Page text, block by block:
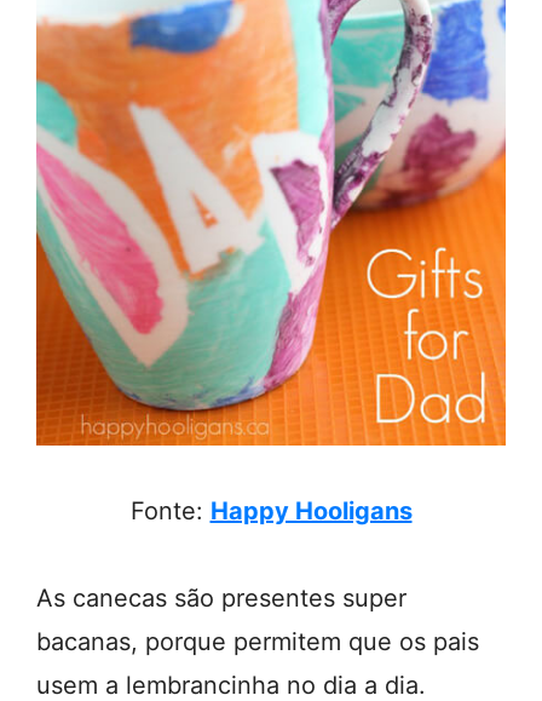
Fonte: Happy Hooligans
As canecas são presentes super
bacanas, porque permitem que os pais
usem a lembrancinha no dia a dia.